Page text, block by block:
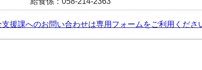
援課へのお問い合わせは専用フォームをご利用くださ